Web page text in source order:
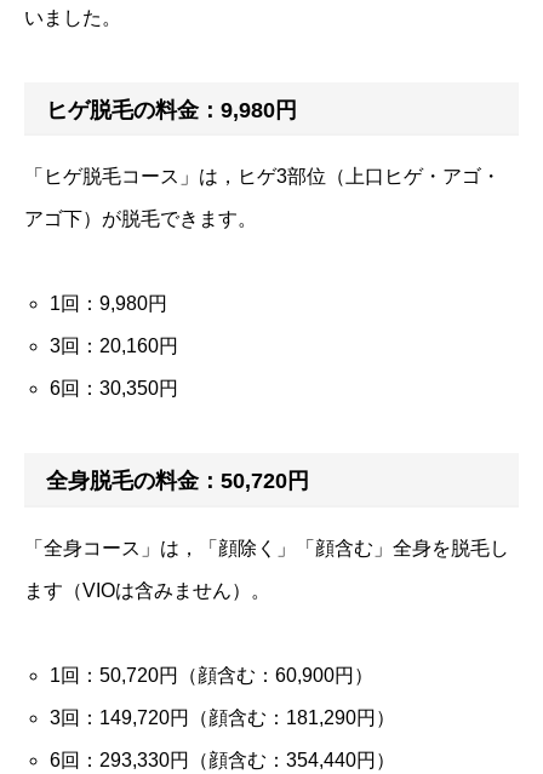
いました。
ヒゲ脱毛の料金：9,980円
「ヒゲ脱毛コース」は，ヒゲ3部位（上口ヒゲ・アゴ・
アゴ下）が脱毛できます。
1回：9,980円
3回：20,160円
6回：30,350円
全身脱毛の料金：50,720円
「全身コース」は，「顔除く」「顔含む」全身を脱毛し
ます（VIOは含みません）。
1回：50,720円（顔含む：60,900円）
3回：149,720円（顔含む：181,290円）
6回：293,330円（顔含む：354,440円）